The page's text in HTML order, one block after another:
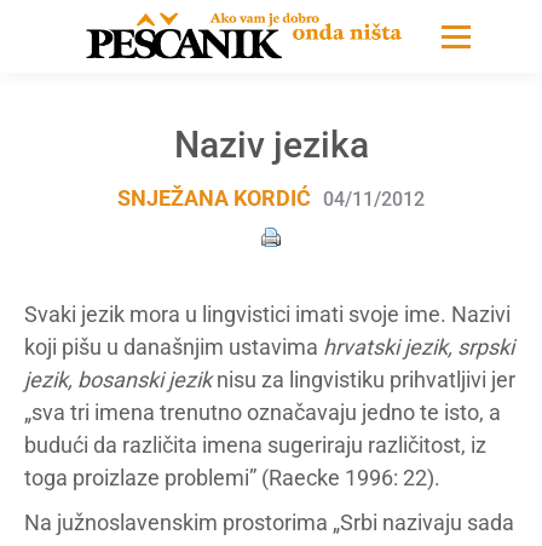
Naziv jezika
SNJEŽANA KORDIĆ 04/11/2012
Svaki jezik mora u lingvistici imati svoje ime. Nazivi
koji pišu u današnjim ustavima hrvatski jezik, srpski
jezik, bosanski jeziknisu za lingvistiku prihvatljivi jer
„sva tri imena trenutno označavaju jedno te isto, a
budući da različita imena sugeriraju različitost, iz
toga proizlaze problemi” (Raecke 1996: 22).
Na južnoslavenskim prostorima „Srbi nazivaju sada